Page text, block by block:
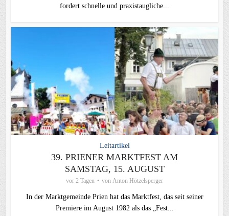
fordert schnelle und praxistaugliche...
Leitartikel
39. PRIENER MARKTFEST AM
SAMSTAG, 15. AUGUST
vor 2 Tagen von Anton Hötzelsperger
In der Marktgemeinde Prien hat das Marktfest, das seit seiner
Premiere im August 1982 als das „Fest...